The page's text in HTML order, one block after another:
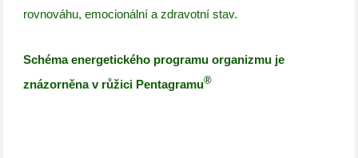
rovnováhu, emocionální a zdravotní stav.
Schéma energetického programu organizmu je
znázorněna v růžici Pentagramu®